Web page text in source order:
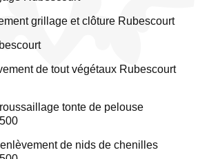
grillage et clôture Rubescourt
de tout végétaux Rubescourt
tonte de pelouse
de nids de chenilles